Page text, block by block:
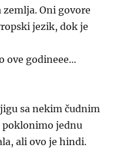
Oni govore
jezik, dok je
ove godineee…
sa nekim čudnim
jednu
ali ovo je hindi.